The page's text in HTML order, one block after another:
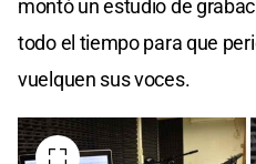
montó un estudio de
todo el tiempo para que
vuelquen sus voces.